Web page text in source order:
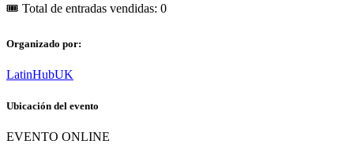
🎟 Total de entradas vendidas: 0
Organizado por:
LatinHubUK
Ubicación del evento
EVENTO ONLINE